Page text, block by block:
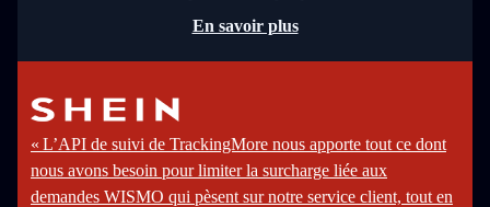
En savoir plus
« L’API de suivi de TrackingMore nous apporte tout ce dont
nous avons besoin pour limiter la surcharge liée aux
demandes WISMO qui pèsent sur notre service client, tout en